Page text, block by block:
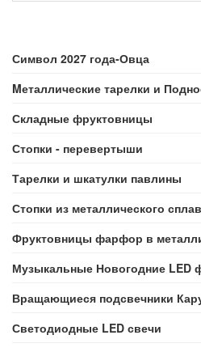
Символ 2027 года-Овца
Mеталлические тарелки и
Складные фруктовницы
Стопки - перевертыши
Тарелки и шкатулки павлины
Стопки из металлического
Фруктовницы фарфор в
Музыкальные Новогодние LED
Вращающиеся подсвечники
Светодиодные LED свечи